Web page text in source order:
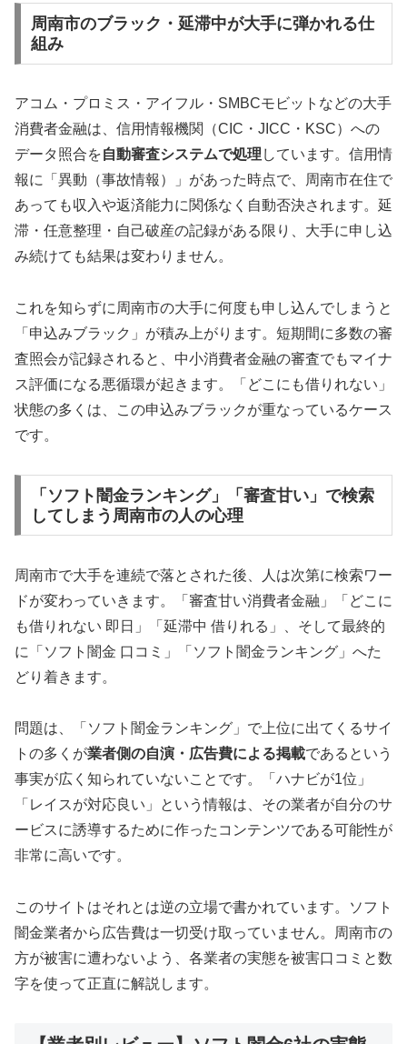
周南市のブラック・延滞中が大手に弾かれる仕
組み
アコム・プロミス・アイフル・SMBCモビットなどの大手
消費者金融は、信用情報機関（CIC・JICC・KSC）への
データ照合を自動審査システムで処理 しています。信用情
報に「異動（事故情報）」があった時点で、周南市在住で
あっても収入や返済能力に関係なく自動否決されます。延
滞・任意整理・自己破産の記録がある限り、大手に申し込
み続けても結果は変わりません。
これを知らずに周南市の大手に何度も申し込んでしまうと
「申込みブラック」が積み上がります。短期間に多数の審
査照会が記録されると、中小消費者金融の審査でもマイナ
ス評価になる悪循環が起きます。「どこにも借りれない」
状態の多くは、この申込みブラックが重なっているケース
です。
「ソフト闇金ランキング」「審査甘い」で検索
してしまう周南市の人の心理
周南市で大手を連続で落とされた後、人は次第に検索ワー
ドが変わっていきます。「審査甘い消費者金融」「どこに
も借りれない 即日」「延滞中 借りれる」、そして最終的
に「ソフト闇金 口コミ」「ソフト闇金ランキング」へた
どり着きます。
問題は、「ソフト闇金ランキング」で上位に出てくるサイ
トの多くが業者側の自演・広告費による掲載であるという
事実が広く知られていないことです。「ハナビが1位」
「レイスが対応良い」という情報は、その業者が自分のサ
ービスに誘導するために作ったコンテンツである可能性が
非常に高いです。
このサイトはそれとは逆の立場で書かれています。ソフト
闇金業者から広告費は一切受け取っていません。周南市の
方が被害に遭わないよう、各業者の実態を被害口コミと数
字を使って正直に解説します。